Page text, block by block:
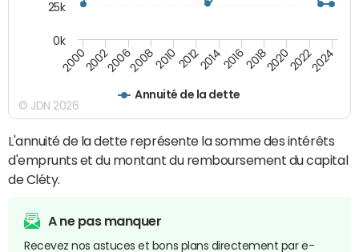
Annuité de la dette
200020022006200820102012201420162018202020222024
0k
25k
© JDN 2026
L'annuité de la dette représente la somme des intérêts
d'emprunts et du montant du remboursement du capital
de Cléty.
A ne pas manquer
Recevez nos astuces et bons plans directement par e-